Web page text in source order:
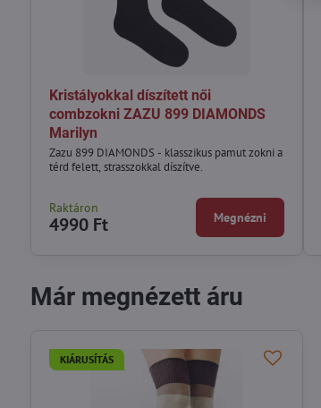
Kristályokkal díszített női
combzokni ZAZU 899 DIAMONDS
Marilyn
Zazu 899 DIAMONDS - klasszikus pamut zokni a
térd felett, strasszokkal díszítve.
Raktáron
4990 Ft Megnézni
Már megnézett áru
KIÁRUSÍTÁS